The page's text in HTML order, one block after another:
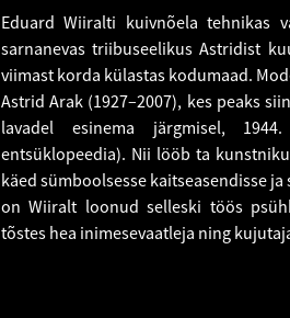
Eduard Wiiralti kuivnõela tehnikas
sarnanevas triibuseelikus Astridist
viimast korda külastas kodumaad.
Astrid Arak (1927–2007), kes peaks
lavadel esinema järgmisel,
entsüklopeedia). Nii lööb ta
käed sümboolsesse kaitseasendisse
on Wiiralt loonud selleski töös
tõstes hea inimesevaatleja ning